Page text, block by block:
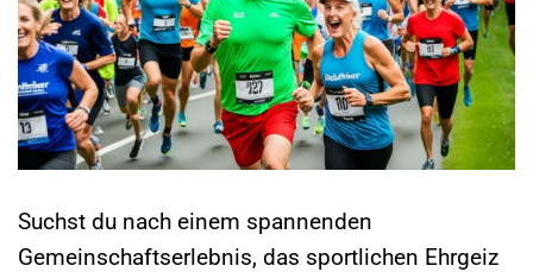
Suchst du nach einem spannenden
Gemeinschaftserlebnis, das sportlichen Ehrgeiz